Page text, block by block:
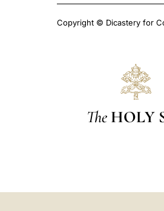
Copyright © Dicastery for
The HOLY